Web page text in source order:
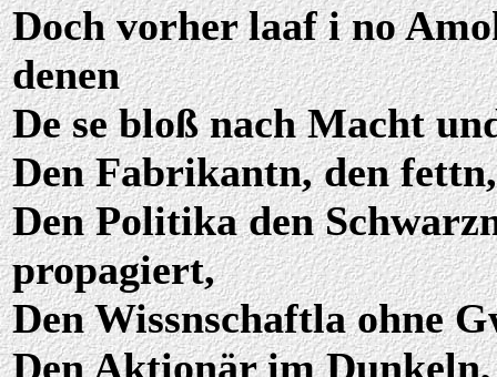
Doch vorher laaf i no
denen
De se bloß nach Macht
Den Fabrikantn, den
Den Politika den
propagiert,
Den Wissnschaftla ohne
Den Aktionär im